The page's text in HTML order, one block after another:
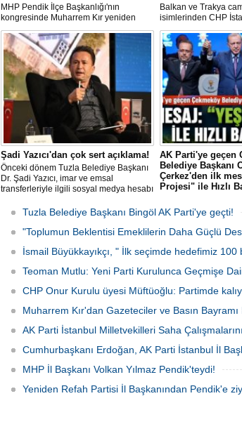
MHP Pendik İlçe Başkanlığı'nın
kongresinde Muharrem Kır yeniden
başkanlığa seçildi.
Balkan ve Trakya
isimlerinden CHP
Rumeli Balkan
Eyüpoğlu'nun Zafer
heyecana sahne
Şadi Yazıcı'dan çok sert açıklama!
Önceki dönem Tuzla Belediye Başkanı
Dr. Şadi Yazıcı, imar ve emsal
transferleriyle ilgili sosyal medya hesabı
AK Parti'ye geçen
Belediye Başkanı
Çerkez'den ilk
Projesi" ile Hızlı
Çekmeköy Belediye
Çerkez, parti
mesajını ilçeye
Projesi"nin, yeni
Tuzla Belediye Başkanı Bingöl AK Parti'ye geçti!
"Toplumun Beklentisi Emeklilerin Daha Güçlü
İsmail Büyükkayıkçı, " İlk seçimde hedefimiz 100
Teoman Mutlu: Yeni Parti Kurulunca Geçmişe
CHP Onur Kurulu üyesi Müftüoğlu: Partimde
Muharrem Kır'dan Gazeteciler ve Basın Bayramı
AK Parti İstanbul Milletvekilleri Saha
Cumhurbaşkanı Erdoğan, AK Parti İstanbul İl
MHP İl Başkanı Volkan Yılmaz Pendik'teydi!
Yeniden Refah Partisi İl Başkanından Pendik'e